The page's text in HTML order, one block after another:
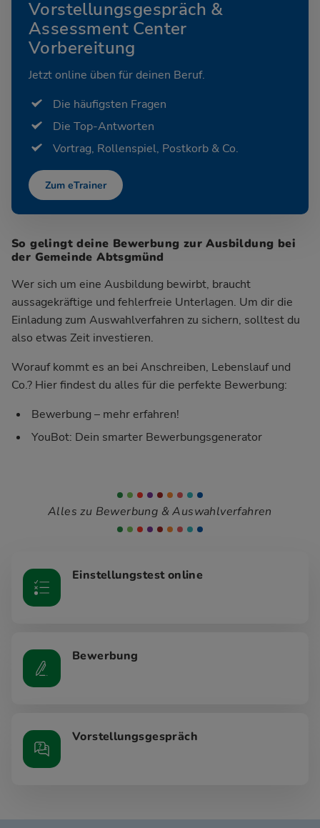
Vorstellungsgespräch &
Assessment Center
Vorbereitung
Jetzt online üben für deinen Beruf.
Die häufigsten Fragen
Die Top-Antworten
Vortrag, Rollenspiel, Postkorb & Co.
Zum eTrainer
So gelingt deine Bewerbung zur Ausbildung bei
der Gemeinde Abtsgmünd
Wer sich um eine Ausbildung bewirbt, braucht
aussagekräftige und fehlerfreie Unterlagen. Um dir die
Einladung zum Auswahlverfahren zu sichern, solltest du
also etwas Zeit investieren.
Worauf kommt es an bei Anschreiben, Lebenslauf und
Co.? Hier findest du alles für die perfekte Bewerbung:
Bewerbung – mehr erfahren!
YouBot: Dein smarter Bewerbungsgenerator
Alles zu Bewerbung & Auswahlverfahren
Einstellungstest online
Bewerbung
Vorstellungsgespräch